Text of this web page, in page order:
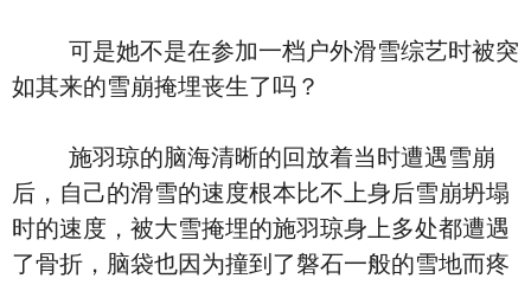
可是她不是在参加一档户外滑雪综艺时被突
如其来的雪崩掩埋丧生了吗？
施羽琼的脑海清晰的回放着当时遭遇雪崩
后，自己的滑雪的速度根本比不上身后雪崩坍塌
时的速度，被大雪掩埋的施羽琼身上多处都遭遇
了骨折，脑袋也因为撞到了磐石一般的雪地而疼